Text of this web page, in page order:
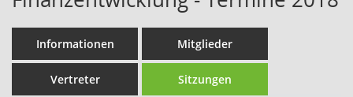
Informationen Mitglieder
Vertreter Sitzungen